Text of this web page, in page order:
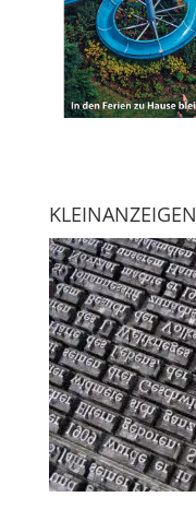
KLEINANZEIGEN